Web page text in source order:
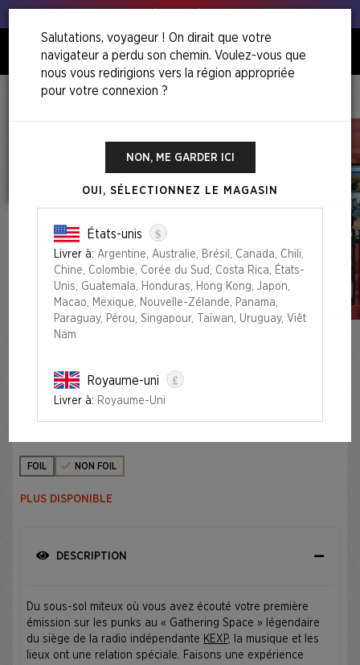
0
Accueil Ultimate Pencil Superdrop
SECRET LAIR X KEXP: WHERE THE MUSIC MATTERS®
FOIL NON FOIL
PLUS DISPONIBLE
DESCRIPTION
Du sous-sol miteux où vous avez écouté votre première
émission sur les punks au « Gathering Space » légendaire
du siège de la radio indépendante KEXP, la musique et les
lieux ont une relation spéciale. Faisons une expérience
Salutations, voyageur ! On dirait que votre
navigateur a perdu son chemin. Voulez-vous que
nous vous redirigions vers la région appropriée
pour votre connexion ?
NON, ME GARDER ICI
OUI, SÉLECTIONNEZ LE MAGASIN
États-unis $
Livrer à: Argentine, Australie, Brésil, Canada, Chili,
Chine, Colombie, Corée du Sud, Costa Rica, États-
Unis, Guatemala, Honduras, Hong Kong, Japon,
Macao, Mexique, Nouvelle-Zélande, Panama,
Paraguay, Pérou, Singapour, Taïwan, Uruguay, Viêt
Nam
Royaume-uni £
Livrer à: Royaume-Uni